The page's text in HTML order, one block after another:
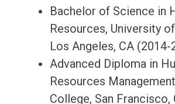
Bachelor of Science in
Resources, University
Los Angeles, CA (2014-
Advanced Diploma in
Resources
College, San Francisco,